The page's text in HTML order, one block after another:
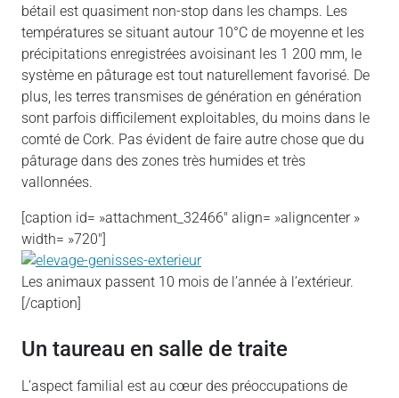
bétail est quasiment non-stop dans les champs. Les
températures se situant autour 10°C de moyenne et les
précipitations enregistrées avoisinant les 1 200 mm, le
système en pâturage est tout naturellement favorisé. De
plus, les terres transmises de génération en génération
sont parfois difficilement exploitables, du moins dans le
comté de Cork. Pas évident de faire autre chose que du
pâturage dans des zones très humides et très
vallonnées.
[caption id= »attachment_32466″ align= »aligncenter »
width= »720″]
Les animaux passent 10 mois de l’année à l’extérieur.
[/caption]
Un taureau en salle de traite
L’aspect familial est au cœur des préoccupations de